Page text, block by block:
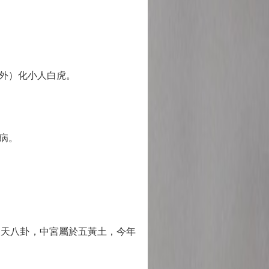
化小人白虎。
。
八卦，中宮屬於五黃土，今年